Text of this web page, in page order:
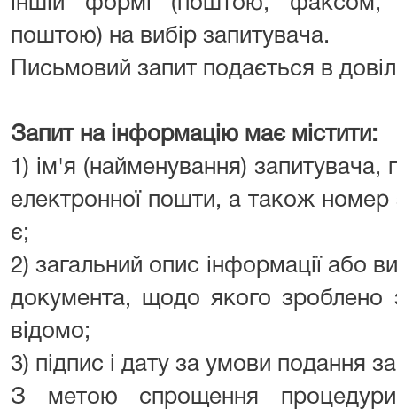
поштою) на вибір запитувача.
Письмовий запит подається в
Запит на інформацію має містити:
1) ім'я (найменування)
електронної пошти, а також
є;
2) загальний опис інформації або
документа, щодо якого зроблено
відомо;
3) підпис і дату за умови подання
З метою спрощення